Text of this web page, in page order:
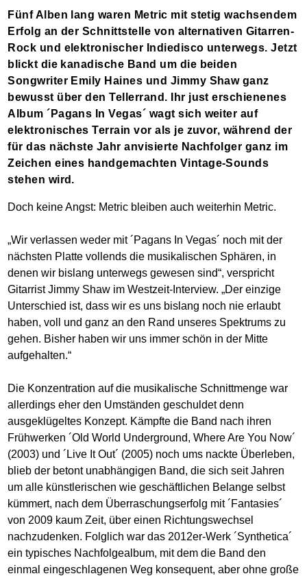
Fünf Alben lang waren Metric mit stetig wachsendem
Erfolg an der Schnittstelle von alternativen Gitarren-
Rock und elektronischer Indiedisco unterwegs. Jetzt
blickt die kanadische Band um die beiden
Songwriter Emily Haines und Jimmy Shaw ganz
bewusst über den Tellerrand. Ihr just erschienenes
Album ´Pagans In Vegas´ wagt sich weiter auf
elektronisches Terrain vor als je zuvor, während der
für das nächste Jahr anvisierte Nachfolger ganz im
Zeichen eines handgemachten Vintage-Sounds
stehen wird.
Doch keine Angst: Metric bleiben auch weiterhin Metric.
„Wir verlassen weder mit ´Pagans In Vegas´ noch mit der
nächsten Platte vollends die musikalischen Sphären, in
denen wir bislang unterwegs gewesen sind“, verspricht
Gitarrist Jimmy Shaw im Westzeit-Interview. „Der einzige
Unterschied ist, dass wir es uns bislang noch nie erlaubt
haben, voll und ganz an den Rand unseres Spektrums zu
gehen. Bisher haben wir uns immer schön in der Mitte
aufgehalten.“
Die Konzentration auf die musikalische Schnittmenge war
allerdings eher den Umständen geschuldet denn
ausgeklügeltes Konzept. Kämpfte die Band nach ihren
Frühwerken ´Old World Underground, Where Are You Now´
(2003) und ´Live It Out´ (2005) noch ums nackte Überleben,
blieb der betont unabhängigen Band, die sich seit Jahren
um alle künstlerischen wie geschäftlichen Belange selbst
kümmert, nach dem Überraschungserfolg mit ´Fantasies´
von 2009 kaum Zeit, über einen Richtungswechsel
nachzudenken. Folglich war das 2012er-Werk ´Synthetica´
ein typisches Nachfolgealbum, mit dem die Band den
einmal eingeschlagenen Weg konsequent, aber ohne große